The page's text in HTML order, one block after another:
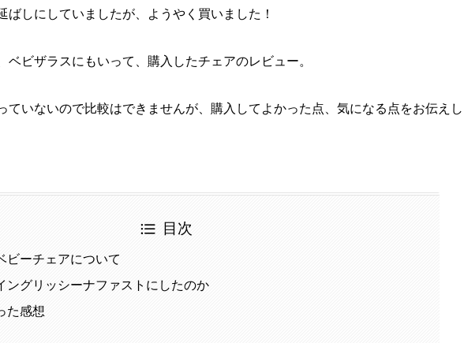
ばしにしていましたが、ようやく買いました！
ベビザラスにもいって、購入したチェアのレビュー。
ていないので比較はできませんが、購入してよかった点、気になる点をお伝えし
目次
ビーチェアについて
ングリッシーナファストにしたのか
た感想